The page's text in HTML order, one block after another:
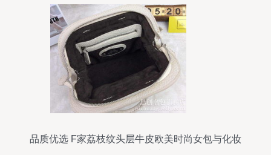
品质优选 F家荔枝纹头层牛皮欧美时尚女包与化妆